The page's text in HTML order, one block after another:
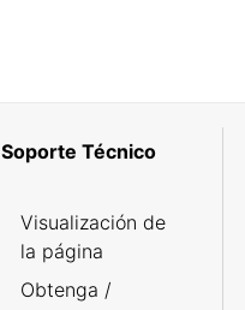
Soporte Técnico
Visualización de
la página
Obtenga /